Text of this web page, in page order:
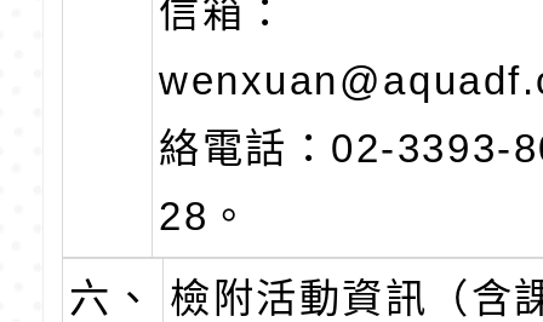
信箱：
絡電話：02-3393-
28。
六、
檢附活動資訊（含